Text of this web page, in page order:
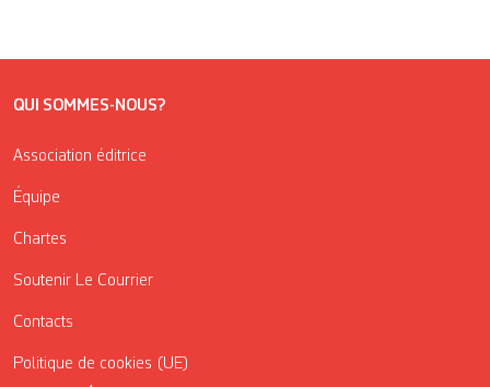
QUI SOMMES-NOUS?
Association éditrice
Équipe
Chartes
Soutenir Le Courrier
Contacts
Politique de cookies (UE)